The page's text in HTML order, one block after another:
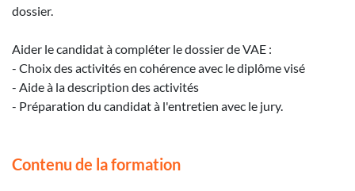
dossier.
Aider le candidat à compléter le dossier de VAE :
- Choix des activités en cohérence avec le diplôme visé
- Aide à la description des activités
- Préparation du candidat à l'entretien avec le jury.
Contenu de la formation